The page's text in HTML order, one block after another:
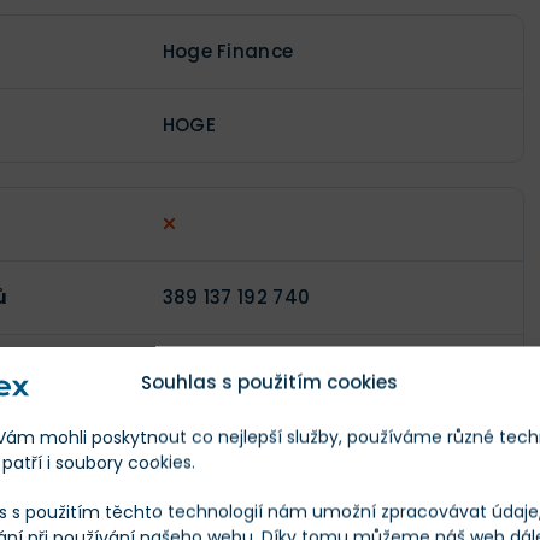
Souhlas s použitím cookies
mohli poskytnout co nejlepší služby, používáme různé
i soubory cookies.
s použitím těchto technologií nám umožní zpracovávat
Hoge Finance
HOGE
389 137 192 740
1 000 000 000 000
$129,8
$781 745